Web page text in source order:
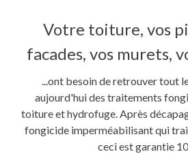
Votre toiture, vos
facades, vos murets,
...ont besoin de retrouver tout
aujourd'hui des traitements
toiture et hydrofuge. Après
fongicide imperméabilisant qui
ceci est garantie